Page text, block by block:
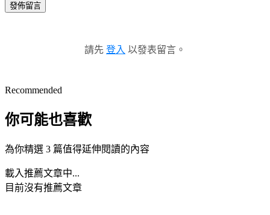
發佈留言
請先 登入 以發表留言。
Recommended
你可能也喜歡
為你精選 3 篇值得延伸閱讀的內容
載入推薦文章中...
目前沒有推薦文章